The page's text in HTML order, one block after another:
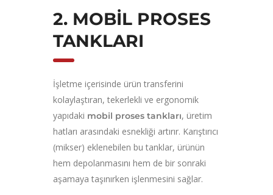
2. MOBIL PROSES
TANKLARI
İşletme içerisinde ürün transferini
kolaylaştıran, tekerlekli ve ergonomik
yapıdaki mobil proses tankları, üretim
hatları arasındaki esnekliği artırır. Karıştırıcı
(mikser) eklenebilen bu tanklar, ürünün
hem depolanmasını hem de bir sonraki
aşamaya taşınırken işlenmesini sağlar.